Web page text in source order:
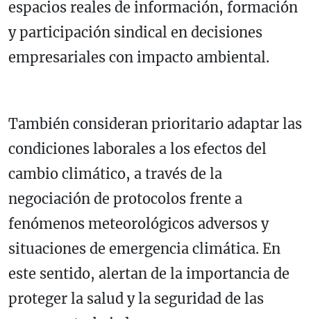
espacios reales de información, formación
y participación sindical en decisiones
empresariales con impacto ambiental.
También consideran prioritario adaptar las
condiciones laborales a los efectos del
cambio climático, a través de la
negociación de protocolos frente a
fenómenos meteorológicos adversos y
situaciones de emergencia climática. En
este sentido, alertan de la importancia de
proteger la salud y la seguridad de las